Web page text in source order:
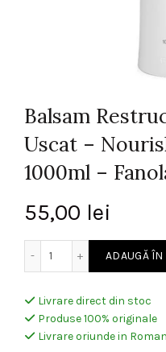
Balsam
Uscat –
1000ml –
55,00 lei
Cantitate Balsam
ADAUGĂ ÎN
Livrare direct din stoc
Produse 100% originale
Livrare oriunde in